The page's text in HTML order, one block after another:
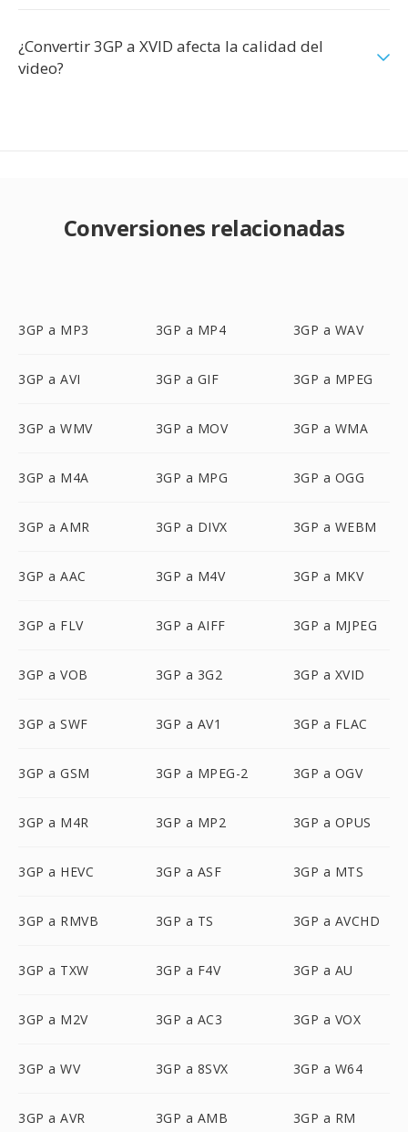
¿Convertir 3GP a XVID afecta la calidad del
video?
Conversiones relacionadas
3GP a MP3 3GP a MP4 3GP a WAV
3GP a AVI 3GP a GIF 3GP a MPEG
3GP a WMV 3GP a MOV 3GP a WMA
3GP a M4A 3GP a MPG 3GP a OGG
3GP a AMR 3GP a DIVX 3GP a WEBM
3GP a AAC 3GP a M4V 3GP a MKV
3GP a FLV 3GP a AIFF 3GP a MJPEG
3GP a VOB 3GP a 3G2 3GP a XVID
3GP a SWF 3GP a AV1 3GP a FLAC
3GP a GSM 3GP a MPEG-2 3GP a OGV
3GP a M4R 3GP a MP2 3GP a OPUS
3GP a HEVC 3GP a ASF 3GP a MTS
3GP a RMVB 3GP a TS 3GP a AVCHD
3GP a TXW 3GP a F4V 3GP a AU
3GP a M2V 3GP a AC3 3GP a VOX
3GP a WV 3GP a 8SVX 3GP a W64
3GP a AVR 3GP a AMB 3GP a RM